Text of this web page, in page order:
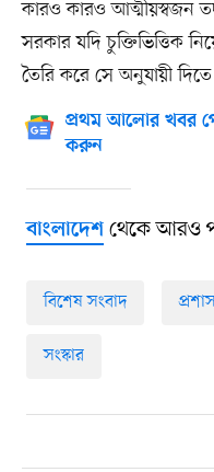
কারও কারও আত্মীয়স্বজন
সরকার যদি চুক্তিভিত্তিক
তৈরি করে সে অনুযায়ী দিতে
প্রথম আলোর খবর
করুন
বাংলাদেশথেকে আরও
বিশেষ সংবাদ
সংস্কার